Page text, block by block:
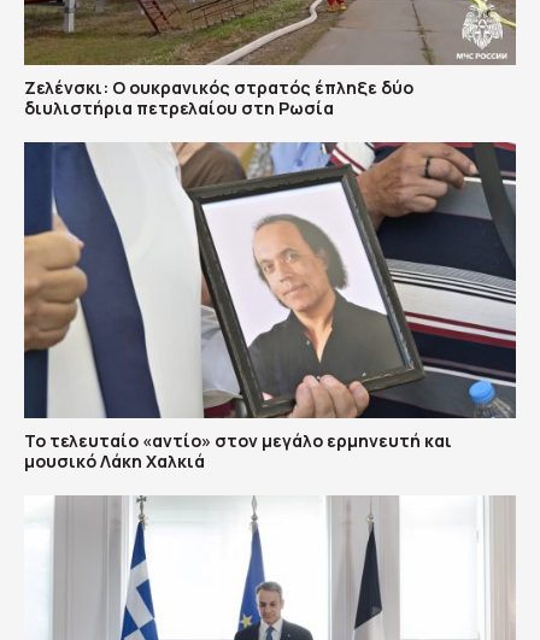
Ζελένσκι: Ο ουκρανικός στρατός έπληξε δύο
διυλιστήρια πετρελαίου στη Ρωσία
Το τελευταίο «αντίο» στον μεγάλο ερμηνευτή και
μουσικό Λάκη Χαλκιά